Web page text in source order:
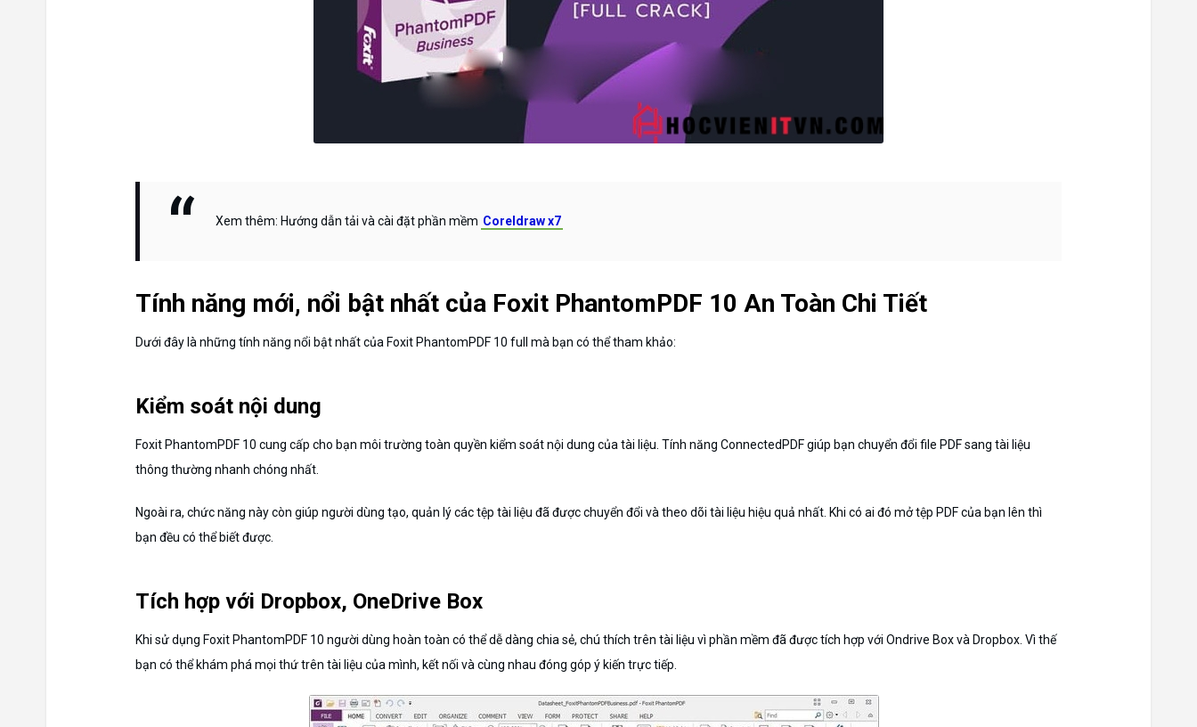
Xem thêm: Hướng dẫn tải và cài đặt phần mềm Coreldraw x7
Tính năng mới, nổi bật nhất của Foxit PhantomPDF 10 An Toàn Chi Tiết
Dưới đây là những tính năng nổi bật nhất của Foxit PhantomPDF 10 full mà bạn có thể tham khảo:
Kiểm soát nội dung
Foxit PhantomPDF 10 cung cấp cho bạn môi trường toàn quyền kiểm soát nội dung của tài liệu. Tính năng ConnectedPDF giúp bạn chuyển đổi file PDF sang tài liệu
thông thường nhanh chóng nhất.
Ngoài ra, chức năng này còn giúp người dùng tạo, quản lý các tệp tài liệu đã được chuyển đổi và theo dõi tài liệu hiệu quả nhất. Khi có ai đó mở tệp PDF của bạn lên thì
bạn đều có thể biết được.
Tích hợp với Dropbox, OneDrive Box
Khi sử dụng Foxit PhantomPDF 10 người dùng hoàn toàn có thể dễ dàng chia sẻ, chú thích trên tài liệu vì phần mềm đã được tích hợp với Ondrive Box và Dropbox. Vì thế
bạn có thể khám phá mọi thứ trên tài liệu của mình, kết nối và cùng nhau đóng góp ý kiến trực tiếp.